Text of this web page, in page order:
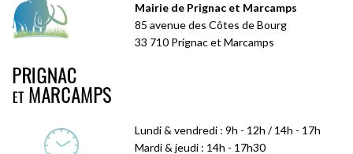
Mairie de Prignac et Marcamps
85 avenue des Côtes de Bourg
33 710 Prignac et Marcamps
Lundi & vendredi : 9h - 12h / 14h - 17h
Mardi & jeudi : 14h - 17h30